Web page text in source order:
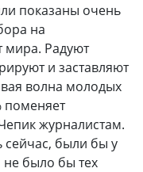
показаны очень
на
мира. Радуют
и заставляют
волна молодых
поменяет
журналистам.
сейчас, были бы у
не было бы тех